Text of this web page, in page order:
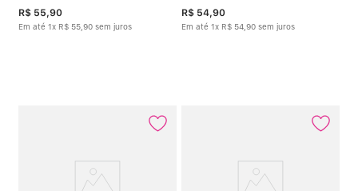
R$ 55,90
Em até 1x R$ 55 90 sem juros
R$ 54,90
Em até 1x R$ 54 90 sem juros